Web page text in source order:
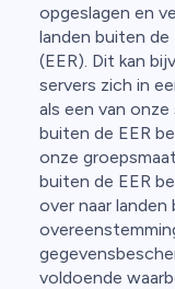
opgeslagen en
landen buiten
(EER). Dit kan
servers zich in
als een van
buiten de EER
onze
buiten de EER
over naar landen
voldoende